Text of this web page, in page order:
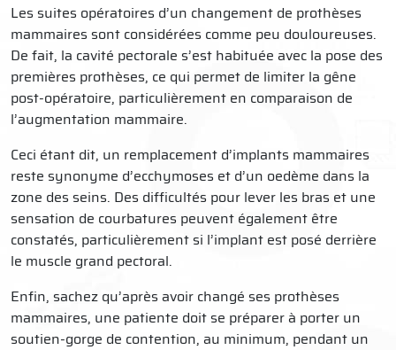
Les suites opératoires d’un changement de prothèses
mammaires sont considérées comme peu douloureuses.
De fait, la cavité pectorale s’est habituée avec la pose des
premières prothèses, ce qui permet de limiter la gêne
post-opératoire, particulièrement en comparaison de
l’augmentation mammaire.
Ceci étant dit, un remplacement d’implants mammaires
reste synonyme d’ecchymoses et d’un oedème dans la
zone des seins. Des difficultés pour lever les bras et une
sensation de courbatures peuvent également être
constatés, particulièrement si l’implant est posé derrière
le muscle grand pectoral.
Enfin, sachez qu’après avoir changé ses prothèses
mammaires, une patiente doit se préparer à porter un
soutien-gorge de contention, au minimum, pendant un